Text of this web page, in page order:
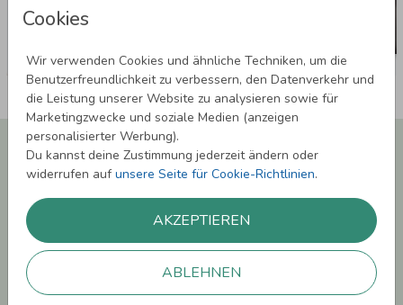
Cookies
Wir verwenden Cookies und ähnliche Techniken, um die
Benutzerfreundlichkeit zu verbessern, den Datenverkehr und
die Leistung unserer Website zu analysieren sowie für
Marketingzwecke und soziale Medien (anzeigen
personalisierter Werbung).
Du kannst deine Zustimmung jederzeit ändern oder
widerrufen aufunsere Seite für Cookie-Richtlinien.
AKZEPTIEREN
ABLEHNEN
Newsletter abonnieren und 5,00 € Rabatt**
sichern!
Laufenden.